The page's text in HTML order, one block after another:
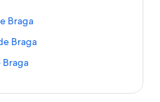
Braga
Braga